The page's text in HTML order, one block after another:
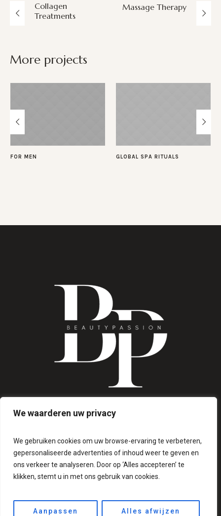
We waarderen uw privacy
We gebruiken cookies om uw browse-ervaring te verbeteren,
gepersonaliseerde advertenties of inhoud weer te geven en
ons verkeer te analyseren. Door op ‘Alles accepteren’ te
klikken, stemt u in met ons gebruik van cookies.
Aanpassen Alles afwijzen
Collagen
Treatments
Massage Therapy
More projects
FOR MEN GLOBAL SPA RITUALS
INFO@BEAUTYPASSION.NL
+31618018161